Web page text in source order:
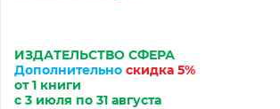
ИЗДАТЕЛЬСТВО СФЕРА
Дополнительно скидка 5%
от 1 книги
с 3 июля по 31 августа